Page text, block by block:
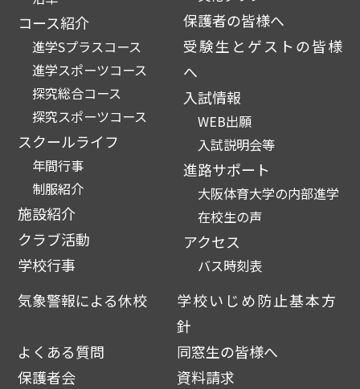
コース紹介
進学Sプラスコース
進学スポーツコース
探究総合コース
探究スポーツコース
スクールライフ
年間行事
制服紹介
施設紹介
クラブ活動
学校行事
保護者の皆様へ
受験生とゲストの皆様
へ
入試情報
WEB出願
入試説明会等
進路サポート
大阪体育大学の内部進学
在校生の声
アクセス
バス時刻表
気象警報による休校
学校いじめ防止基本方
針
よくある質問
同窓生の皆様へ
保護者会
資料請求